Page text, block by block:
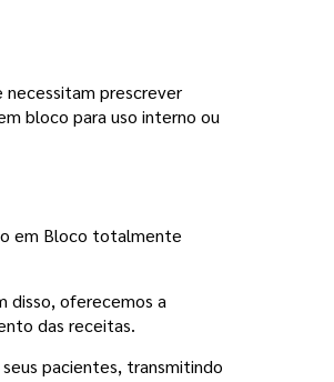
necessitam prescrever
bloco para uso interno ou
em Bloco totalmente
disso, oferecemos a
das receitas.
pacientes, transmitindo